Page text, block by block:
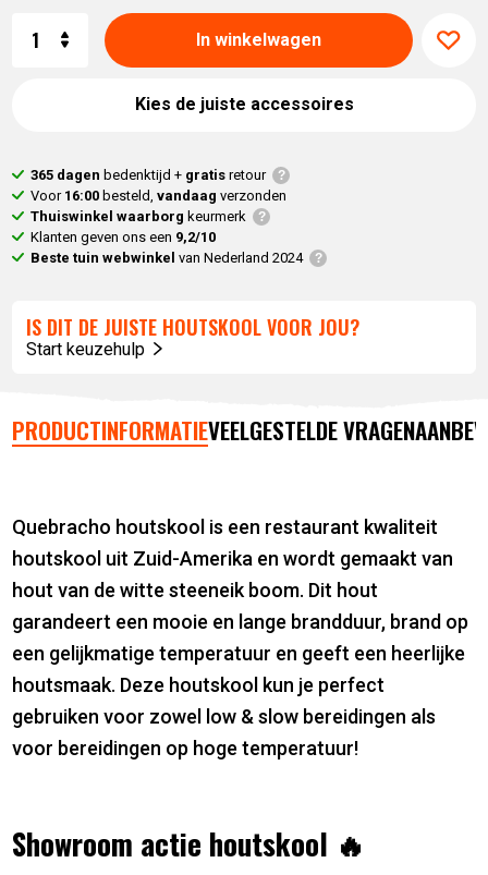
In winkelwagen
Kies de juiste accessoires
365 dagen bedenktijd + gratisretour
Voor 16:00 besteld,vandaag verzonden
Thuiswinkel waarborg keurmerk
Klanten geven ons een 9,2/10
Beste tuin webwinkel van Nederland 2024
IS DIT DE JUISTE HOUTSKOOL VOOR JOU?
Start keuzehulp
PRODUCTINFORMATIEVEELGESTELDE VRAGEN
Quebracho houtskool is een restaurant kwaliteit
houtskool uit Zuid-Amerika en wordt gemaakt van
hout van de witte steeneik boom. Dit hout
garandeert een mooie en lange brandduur, brand op
een gelijkmatige temperatuur en geeft een heerlijke
houtsmaak. Deze houtskool kun je perfect
gebruiken voor zowel low & slow bereidingen als
voor bereidingen op hoge temperatuur!
Showroom actie houtskool 🔥